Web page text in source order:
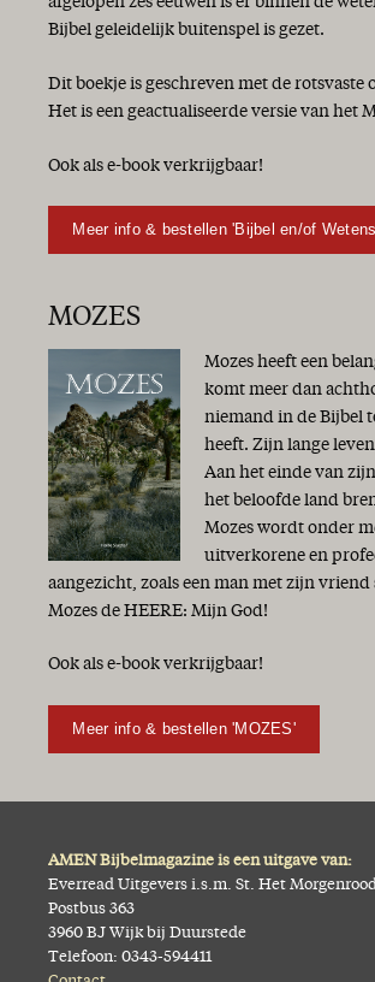
Bijbel geleidelijk buitenspel is gezet.
Dit boekje is geschreven met de
Het is een geactualiseerde versie van het
Ook als e-book verkrijgbaar!
Meer info & bestellen 'Bijbel en/of
MOZES
Mozes heeft een
komt meer dan
niemand in de Bijbel
heeft. Zijn lange
Aan het einde van
het beloofde land
Mozes wordt onder
uitverkorene en
aangezicht, zoals een man met zijn
Mozes de HEERE: Mijn God!
Ook als e-book verkrijgbaar!
Meer info & bestellen 'MOZES'
AMEN Bijbelmagazine is een uitgave van:
Everread Uitgevers i.s.m. St. Het
Postbus 363
3960 BJ Wijk bij Duurstede
Telefoon: 0343-594411